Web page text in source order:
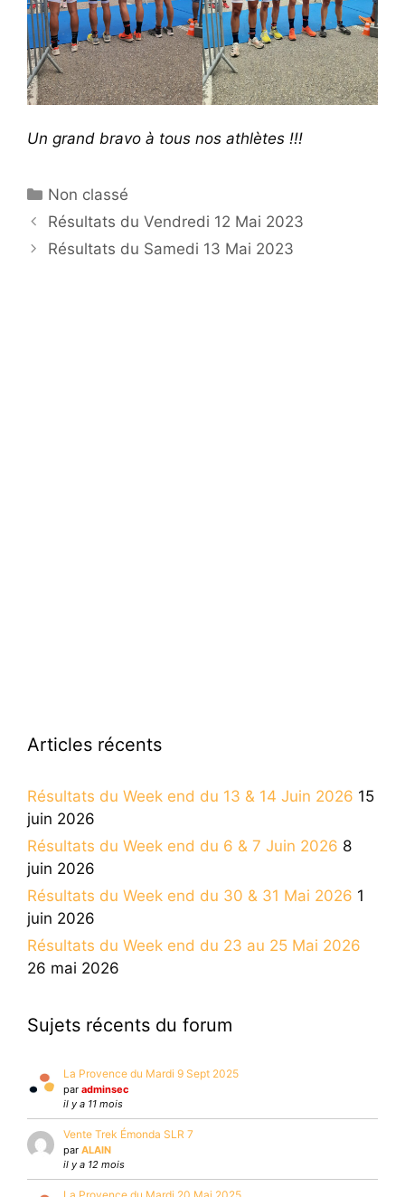
Un grand bravo à tous nos athlètes !!!
Catégories
Non classé
Résultats du Vendredi 12 Mai 2023
Résultats du Samedi 13 Mai 2023
Articles récents
Résultats du Week end du 13 & 14 Juin 2026 15
juin 2026
Résultats du Week end du 6 & 7 Juin 2026 8
juin 2026
Résultats du Week end du 30 & 31 Mai 2026 1
juin 2026
Résultats du Week end du 23 au 25 Mai 2026
26 mai 2026
Sujets récents du forum
La Provence du Mardi 9 Sept 2025
par adminsec
il y a 11 mois
Vente Trek Émonda SLR 7
par ALAIN
il y a 12 mois